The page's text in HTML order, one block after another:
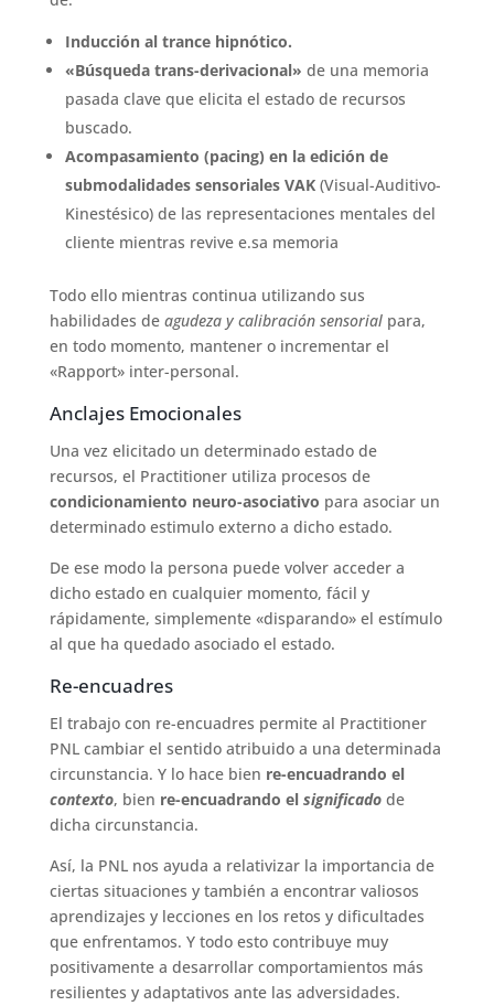
Inducción al trance hipnótico.
«Búsqueda trans-derivacional» de una memoria
pasada clave que elicita el estado de recursos
buscado.
Acompasamiento (pacing) en la edición de
submodalidades sensoriales VAK (Visual-Auditivo-
Kinestésico) de las representaciones mentales del
cliente mientras revive e.sa memoria
Todo ello mientras continua utilizando sus
habilidades de agudeza y calibración sensorialpara,
en todo momento, mantener o incrementar el
«Rapport» inter-personal.
Anclajes Emocionales
Una vez elicitado un determinado estado de
recursos, el Practitioner utiliza procesos de
condicionamiento neuro-asociativo para asociar un
determinado estimulo externo a dicho estado.
De ese modo la persona puede volver acceder a
dicho estado en cualquier momento, fácil y
rápidamente, simplemente «disparando» el estímulo
al que ha quedado asociado el estado.
Re-encuadres
El trabajo con re-encuadres permite al Practitioner
PNL cambiar el sentido atribuido a una determinada
circunstancia. Y lo hace bien re-encuadrando el
contexto, bien re-encuadrando el significadode
dicha circunstancia.
Así, la PNL nos ayuda a relativizar la importancia de
ciertas situaciones y también a encontrar valiosos
aprendizajes y lecciones en los retos y dificultades
que enfrentamos. Y todo esto contribuye muy
positivamente a desarrollar comportamientos más
resilientes y adaptativos ante las adversidades.